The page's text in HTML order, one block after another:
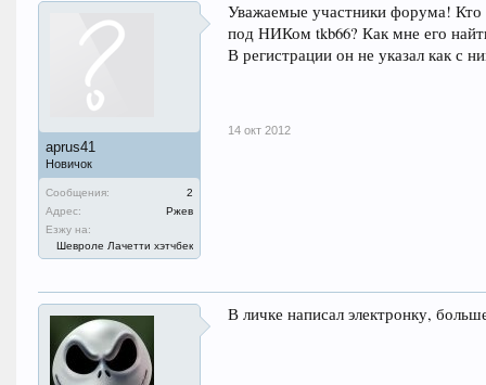
aprus41
Новичок
Сообщения:
2
Адрес:
Ржев
Езжу на:
Шевроле Лачетти хэтчбек
Уважаемые участники форума!
под НИКом tkb66? Как мне его
В регистрации он не указал как с
14 окт 2012
В личке написал электронку,